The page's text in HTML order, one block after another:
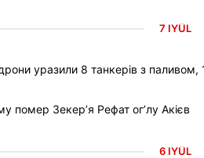
7 IYÜL
уразили 8 танкерів з
помер Зекерʼя Рефат огʼлу Акієв
6 IYÜL